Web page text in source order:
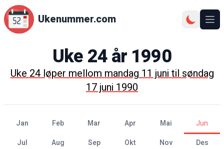
Ukenummer.com
Uke24år 1990
Uke24løper mellommandag 11 junitilsøndag
17 juni 1990
jan feb mar apr mai
jun
jul
aug sep okt nov des